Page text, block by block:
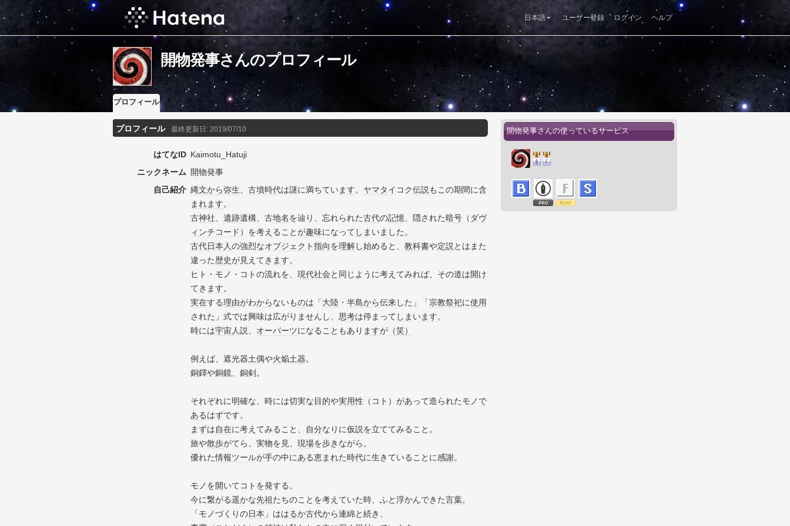
日本語 ユーザー登録 ログイン ヘルプ
開物発事さんのプロフィール
プロフィール
プロフィール 最終更新日: 2019/07/10
はてなID Kaimotu_Hatuji
ニックネーム 開物発事
自己紹介 縄文から弥生、 古墳時代は謎に満ちています。 ヤマタイ コク伝説もこの期間に含
まれます。
古神社、 遺跡遺構、古地名を辿り、忘れられた古代の記憶、隠された暗号 （ ダヴ
ィンチコード ）を考えることが趣味になって しま いました。
古代日本人の強烈なオブジェクト指向を理解し始めると、 教科書や定説とはまた
違った歴史が見えてき ます。
ヒト・モノ・コトの流れを、 現代社会と同じように考えてみれば、その道は開け
てき ます。
実在する理由がわからないものは「大陸 ・ 半島から伝来した」「宗教祭祀に使用
された」式では興味は広がりませんし、 思考は停まって しま います。
時には宇宙人説、 オーパーツになることもあり ますが （笑）
例えば、遮光器土偶や火焔土器。
銅鐸や銅鏡、銅剣。
それぞれに明確な、時には切実な目的や実用性（コト）があって造られたモノ で
あるはずです。
まずは自在に考えてみること、 自分なりに仮説を立ててみること。
旅や散歩がてら、実物を見、 現場を歩きながら。
優れた情報ツールが手の中にある恵まれた時代に生きていることに感謝。
モノを開いてコトを発する。
今に繋がる遥かな先祖たちのことを考えていた時、ふと浮かんできた言葉。
「モノづくりの日本 」ははるか古代から連綿と続き、
開物発事さんの使っているサービス